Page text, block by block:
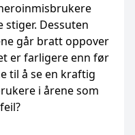
Dessuten
går bratt oppover
er farligere enn før
til å se en kraftig
i årene som